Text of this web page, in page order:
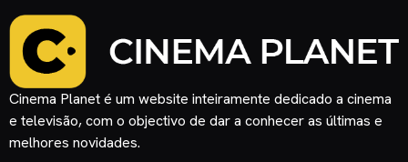
Cinema Planet é um website inteiramente dedicado a cinema
e televisão, com o objectivo de dar a conhecer as últimas e
melhores novidades.